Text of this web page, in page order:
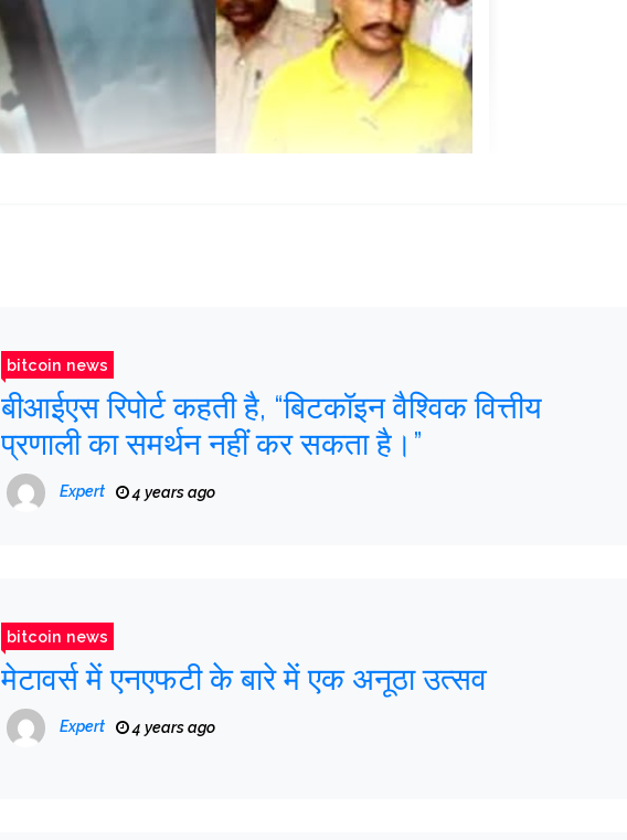
bitcoin news
बीआईएस रिपोर्ट कहती है, “बिटकॉइन वैश्विक वित्तीय
प्रणाली का समर्थन नहीं कर सकता है।”
Expert 4 years ago
bitcoin news
मेटावर्स में एनएफटी के बारे में एक अनूठा उत्सव
Expert 4 years ago